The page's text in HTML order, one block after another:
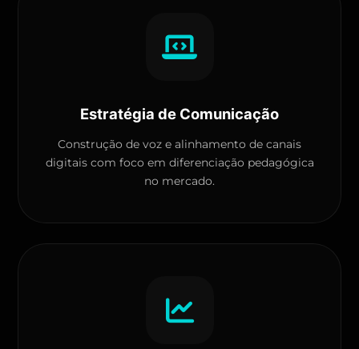
Estratégia de Comunicação
Construção de voz e alinhamento de canais
digitais com foco em diferenciação pedagógica
no mercado.